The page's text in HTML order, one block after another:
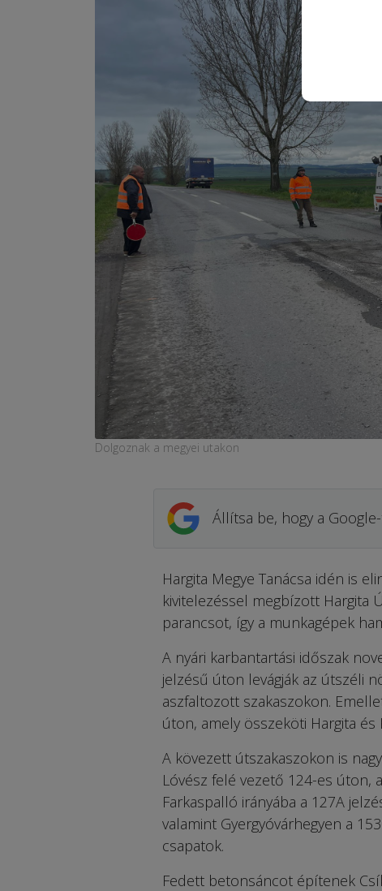
Dolgoznak a megyei utakon
Állítsa be, hogy a
Hargita Megye Tanácsa idén is
kivitelezéssel megbízott Hargita
parancsot, így a munkagépek
A nyári karbantartási időszak
jelzésű úton levágják az útszéli
aszfaltozott szakaszokon.
úton, amely összeköti Hargita és
A kövezett útszakaszokon is
Lóvész felé vezető 124-es úton,
Farkaspalló irányába a 127A
valamint Gyergyóvárhegyen a
csapatok.
Fedett betonsáncot építenek